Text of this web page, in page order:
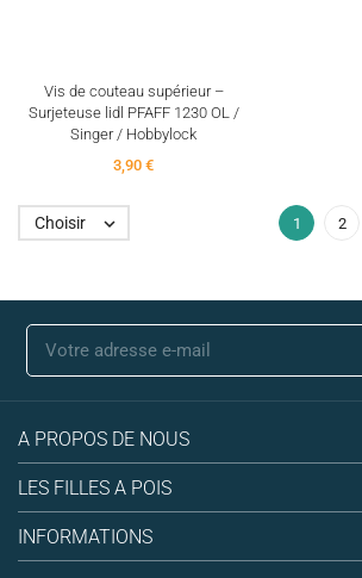
Vis de couteau supérieur –
Surjeteuse lidl PFAFF 1230 OL /
Singer / Hobbylock
3,90 €
Choisir  1 2
A PROPOS DE NOUS
LES FILLES A POIS
INFORMATIONS